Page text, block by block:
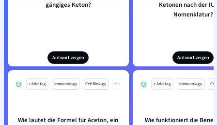
gängiges Keton?
Antwort zeigen
Ketonen nach der
Nomenklatur?
Antwort zeigen
+ Add tag Immunology Cell Biology Mo
Wie lautet die Formel für Aceton, ein
+ Add tag Immunology
Wie funktioniert die